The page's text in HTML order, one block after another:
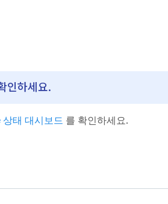
인하세요.
상태 대시보드 를 확인하세요.